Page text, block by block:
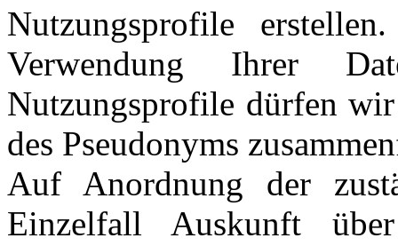
Nutzungsprofile
Verwendung Ihrer
Nutzungsprofile dürfen
des Pseudonyms
Auf Anordnung der
Einzelfall Auskunft